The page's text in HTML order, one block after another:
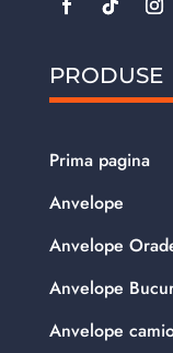
PRODUSE
Prima pagina
Anvelope
Anvelope
Anvelope
Anvelope